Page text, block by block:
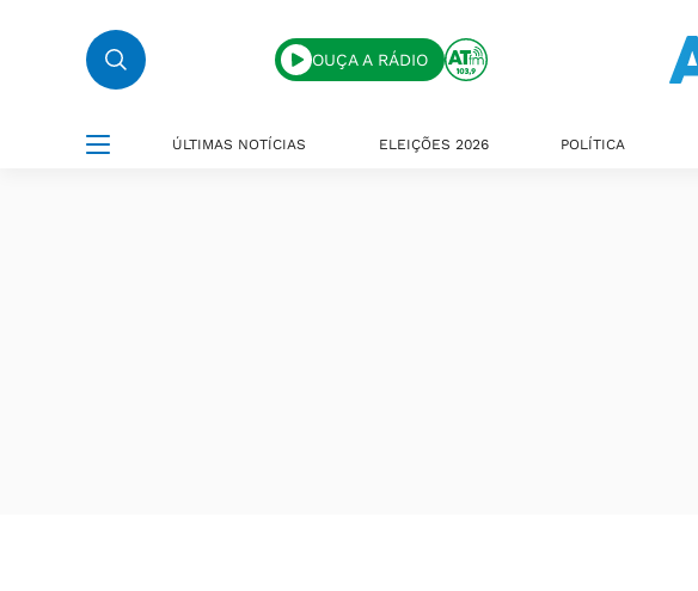
OUÇA A RÁDIO
ÚLTIMAS NOTÍCIAS ELEIÇÕES 2026 POLÍTICA